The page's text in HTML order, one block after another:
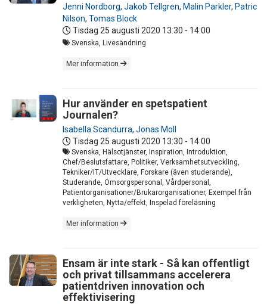
Jenni Nordborg, Jakob Tellgren, Malin Parkler, Patric
Nilson, Tomas Block
Tisdag 25 augusti 2020 13:30 - 14:00
Svenska, Livesändning
Mer information
Hur använder en spetspatient
Journalen?
Isabella Scandurra, Jonas Moll
Tisdag 25 augusti 2020 13:30 - 14:00
Svenska, Hälsotjänster, Inspiration, Introduktion,
Chef/Beslutsfattare, Politiker, Verksamhetsutveckling,
Tekniker/IT/Utvecklare, Forskare (även studerande),
Studerande, Omsorgspersonal, Vårdpersonal,
Patientorganisationer/Brukarorganisationer, Exempel från
verkligheten, Nytta/effekt, Inspelad föreläsning
Mer information
Ensam är inte stark - Så kan offentligt
och privat tillsammans accelerera
patientdriven innovation och
effektivisering